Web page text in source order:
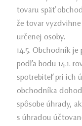
tovaru späť
že tovar
určenej osoby.
14.5. Obchodník
podľa bodu 14.1.
spotrebiteľ pri ich
obchodníka
spôsobe úhrady,
s úhradou